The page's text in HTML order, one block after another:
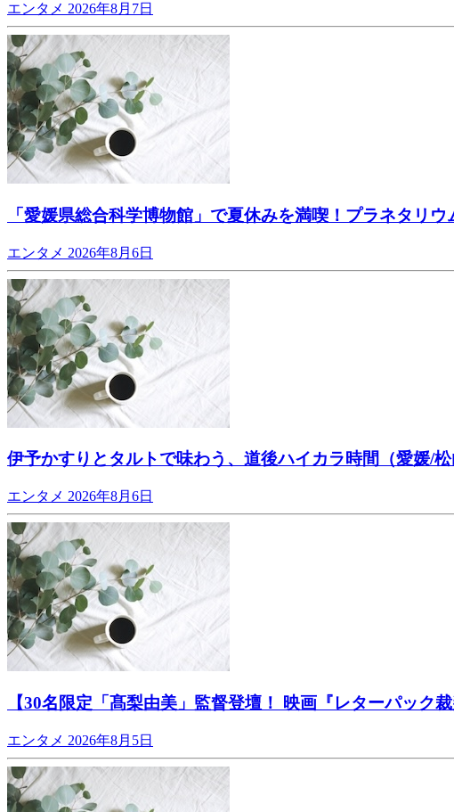
エンタメ 2026年8月7日
「愛媛県総合科学博物館」で夏休みを満喫！プラネタリ
エンタメ 2026年8月6日
伊予かすりとタルトで味わう、道後ハイカラ時間（愛媛/松
エンタメ 2026年8月6日
【30名限定「髙梨由美」監督登壇！ 映画『レターパック
エンタメ 2026年8月5日